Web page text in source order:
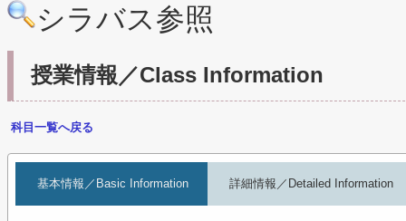
シラバス参照
授業情報／Class Information
科目一覧へ戻る
基本情報／Basic Information 詳細情報／Detailed Information